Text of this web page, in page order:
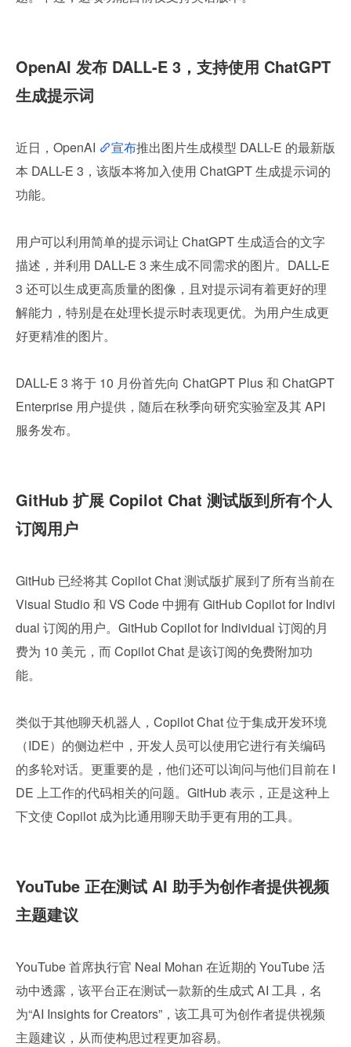
OpenAI 发布 DALL-E 3，支持使用 ChatGPT
生成提示词
近日，OpenAI 宣布推出图片生成模型 DALL-E 的最新版
本 DALL-E 3，该版本将加入使用 ChatGPT 生成提示词的
功能。
用户可以利用简单的提示词让 ChatGPT 生成适合的文字
描述，并利用 DALL-E 3 来生成不同需求的图片。DALL-E
3 还可以生成更高质量的图像，且对提示词有着更好的理
解能力，特别是在处理长提示时表现更优。为用户生成更
好更精准的图片。
DALL-E 3 将于 10 月份首先向 ChatGPT Plus 和 ChatGPT
Enterprise 用户提供，随后在秋季向研究实验室及其 API
服务发布。
GitHub 扩展 Copilot Chat 测试版到所有个人
订阅用户
GitHub 已经将其 Copilot Chat 测试版扩展到了所有当前在
Visual Studio 和 VS Code 中拥有 GitHub Copilot for Indivi
dual 订阅的用户。GitHub Copilot for Individual 订阅的月
费为 10 美元，而 Copilot Chat 是该订阅的免费附加功
能。
类似于其他聊天机器人，Copilot Chat 位于集成开发环境
（IDE）的侧边栏中，开发人员可以使用它进行有关编码
的多轮对话。更重要的是，他们还可以询问与他们目前在 I
DE 上工作的代码相关的问题。GitHub 表示，正是这种上
下文使 Copilot 成为比通用聊天助手更有用的工具。
YouTube 正在测试 AI 助手为创作者提供视频
主题建议
YouTube 首席执行官 Neal Mohan 在近期的 YouTube 活
动中透露，该平台正在测试一款新的生成式 AI 工具，名
为“AI Insights for Creators”，该工具可为创作者提供视频
主题建议，从而使构思过程更加容易。